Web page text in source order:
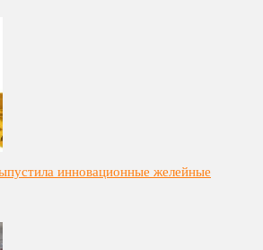
инновационные желейные